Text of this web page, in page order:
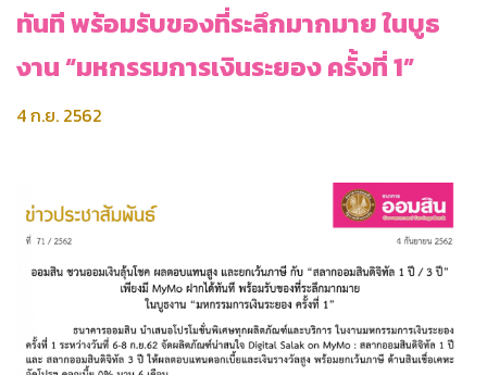
ทันที พร้อมรับของที่ระลึกมากมาย ในบูธ
งาน “มหกรรมการเงินระยอง ครั้งที่ 1”
4 ก.ย. 2562